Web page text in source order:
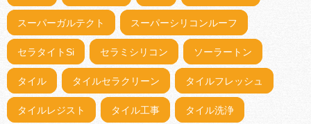
スーパーガルテクト スーパーシリコンルーフ
セラタイトSi セラミシリコン ソーラートン
タイル タイルセラクリーン タイルフレッシュ
タイルレジスト タイル工事 タイル洗浄